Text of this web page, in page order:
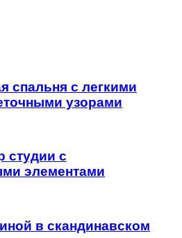
спальня с легкими
узорами
студии с
элементами
в скандинавском